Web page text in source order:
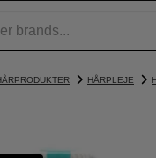
HÅRPLEJE